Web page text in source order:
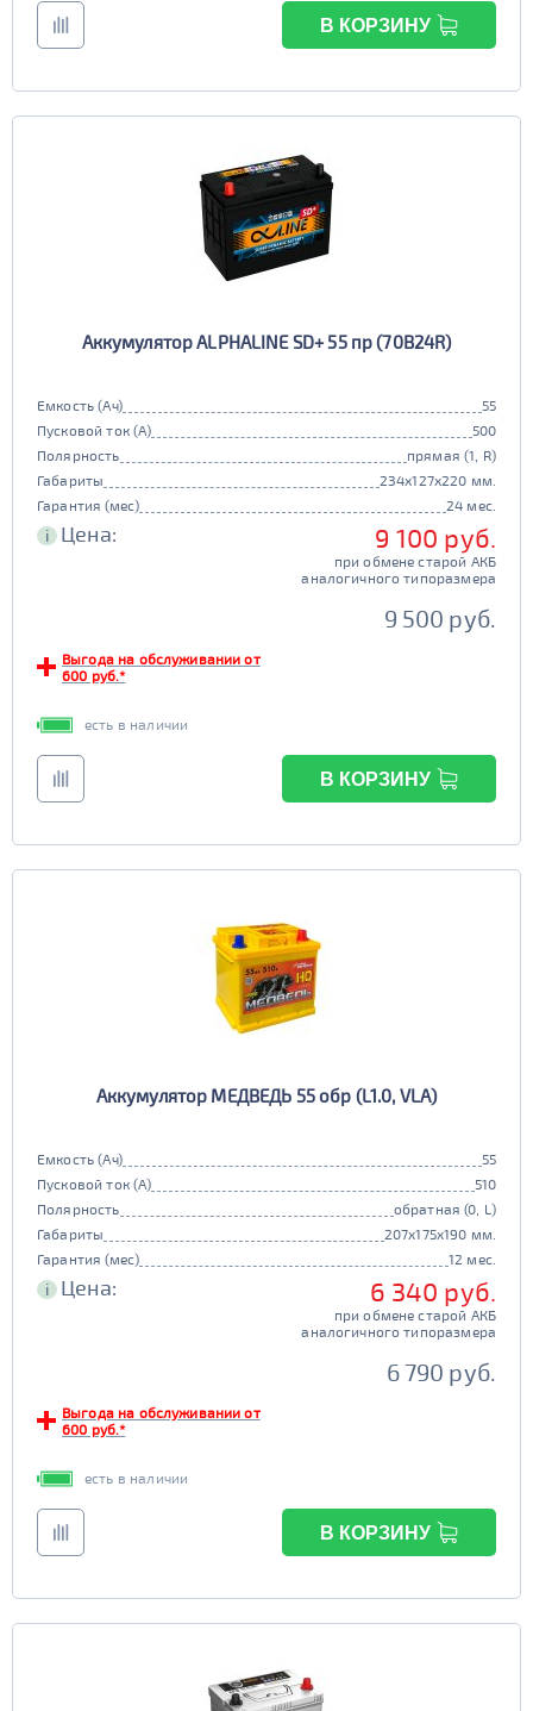
В КОРЗИНУ
Аккумулятор ALPHALINE SD+ 55 пр (70B24R)
Емкость (Ач)
55
Пусковой ток (А)
500
Полярность
прямая (1, R)
Габариты
234x127x220 мм.
Гарантия (мес)
24 мес.
i Цена: 9 100 руб.
при обмене старой АКБ
аналогичного типоразмера
9 500 руб.
Выгода на обслуживании от
600 руб.*
есть в наличии
В КОРЗИНУ
Аккумулятор МЕДВЕДЬ 55 обр (L1.0, VLA)
Емкость (Ач)
55
Пусковой ток (А)
510
Полярность
обратная (0, L)
Габариты
207x175x190 мм.
Гарантия (мес)
12 мес.
i Цена: 6 340 руб.
при обмене старой АКБ
аналогичного типоразмера
6 790 руб.
Выгода на обслуживании от
600 руб.*
есть в наличии
В КОРЗИНУ